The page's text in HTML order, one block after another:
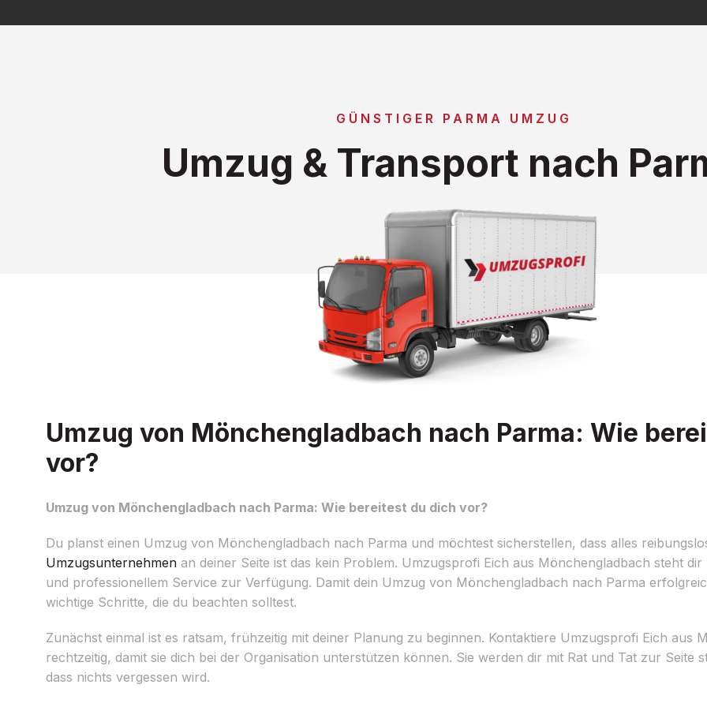
GÜNSTIGER PARMA UMZUG
Umzug & Transport nach
Umzug von Mönchengladbach nach Parma: Wie
vor?
Umzug von Mönchengladbach nach Parma: Wie bereitest du dich vor?
Du planst einen Umzug von Mönchengladbach nach Parma und möchtest sicherstellen, dass alles
Umzugsunternehmen an deiner Seite ist das kein Problem. Umzugsprofi Eich aus Mönchengladbach steht
und professionellem Service zur Verfügung. Damit dein Umzug von Mönchengladbach nach Parma
wichtige Schritte, die du beachten solltest.
Zunächst einmal ist es ratsam, frühzeitig mit deiner Planung zu beginnen. Kontaktiere Umzugsprofi Eich aus
rechtzeitig, damit sie dich bei der Organisation unterstützen können. Sie werden dir mit Rat und Tat zur Seite
dass nichts vergessen wird.